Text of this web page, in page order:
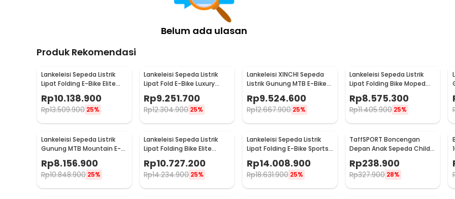
Belum ada ulasan
Produk Rekomendasi
Lankeleisi Sepeda Listrik
Lipat Folding E-Bike Elite
Vers 48V 10.4Ah - XT600
Rp10.138.900
Rp13.509.900 25%
Lankeleisi Sepeda Listrik
Lipat Fold E-Bike Luxury
Rp9.251.700
Rp12.304.900 25%
Lankeleisi XINCHI Sepeda
Listrik Gunung MTB E-Bike
48V 10.4AH - T8
Rp9.524.600
Rp12.667.900 25%
Lankeleisi Sepeda Listrik
Lipat Folding Bike Moped
36V 8.7AH - G100
Rp8.575.300
Rp11.405.900 25%
Lankeleisi Sepeda Listrik
Gunung MTB Mountain E-
Bike 48V 10Ah - MX3.8
Rp8.156.900
Rp10.848.900 25%
Lankeleisi Sepeda Listrik
Lipat Folding Bike Elite
Rp10.727.200
Rp14.234.900 25%
Lankeleisi Sepeda Listrik
Lipat Folding E-Bike Sports
Version 48V 10Ah - XT750
Rp14.008.900
Rp18.631.900 25%
TaffSPORT Boncengan
Depan Anak Sepeda Child
Safety Front Seat - Z1
Rp238.900
Rp327.900 28%